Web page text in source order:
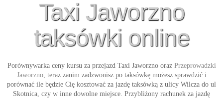
Taxi Jaworzno
taksówki online
Porównywarka ceny kursu za przejazd Taxi Jaworznooraz Przeprowadzki
Jaworzno, teraz zanim zadzwonisz po taksówkę możesz sprawdzić i
porównać ile będzie Cię kosztować za jazdę taksówką z ulicy Wilcza do ul
Skotnica, czy w inne dowolne miejsce. Przybliżony rachunek za jazdę